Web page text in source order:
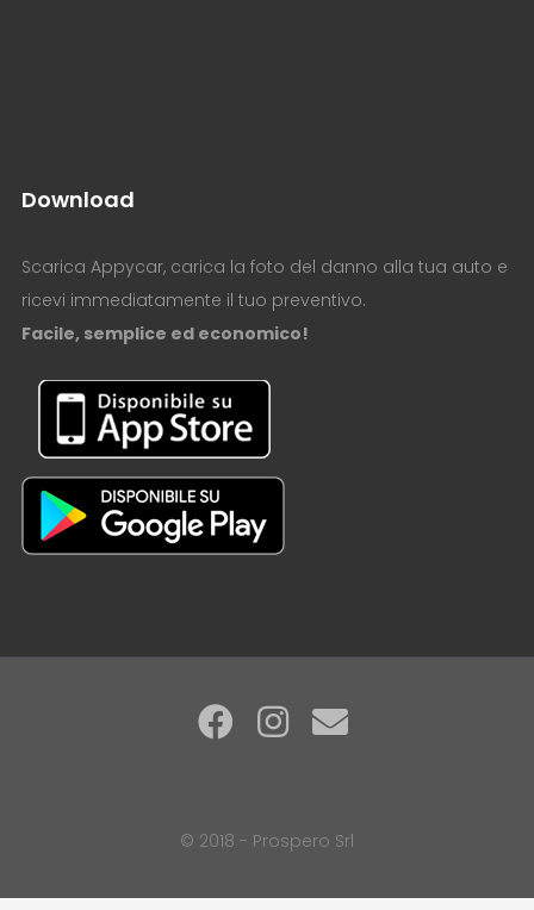
Download
Scarica Appycar, carica la foto del danno alla tua auto e
ricevi immediatamente il tuo preventivo.
Facile, semplice ed economico!
© 2018 - Prospero Srl